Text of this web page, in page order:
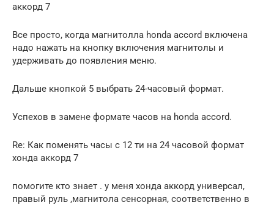
аккорд 7
Все просто, когда магнитолла honda accord включена
надо нажать на кнопку включения магнитолы и
удерживать до появления меню.
Дальше кнопкой 5 выбрать 24-часовый формат.
Успехов в замене формате часов на honda accord.
Re: Как поменять часы с 12 ти на 24 часовой формат
хонда аккорд 7
помогите кто знает . у меня хонда аккорд универсал,
правый руль ,магнитола сенсорная, соответственно в